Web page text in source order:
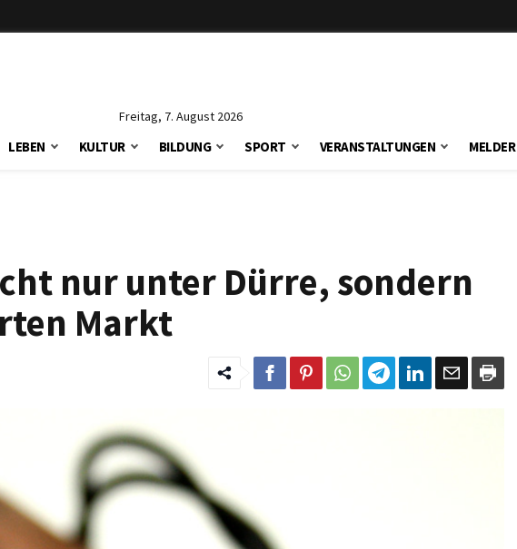
Freitag, 7. August 2026
LEBEN KULTUR BILDUNG SPORT VERANSTALTUNGEN MELDER
nur unter Dürre, sondern
Markt